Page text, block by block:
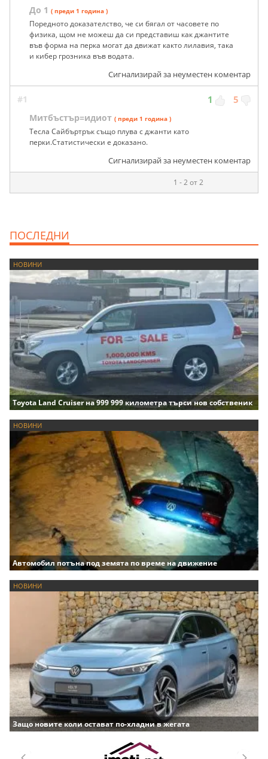
До 1 ( преди 1 година )
Поредното доказателство, че си бягал от часовете по
физика, щом не можеш да си представиш как джантите
във форма на перка могат да движат както лилавия, така
и кибер грозника във водата.
Сигнализирай за неуместен коментар
#1 1 5
Митбъстър=идиот ( преди 1 година )
Тесла Сайбъртрък също плува с джанти като
перки.Статистически е доказано.
Сигнализирай за неуместен коментар
1 - 2 от 2
ПОСЛЕДНИ
НОВИНИ
Toyota Land Cruiser на 999 999 километра търси нов собственик
НОВИНИ
Автомобил потъна под земята по време на движение
НОВИНИ
Защо новите коли остават по-хладни в жегата